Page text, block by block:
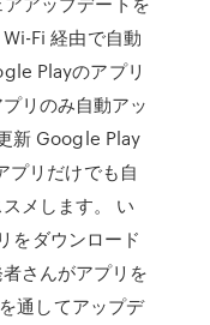
Fi 経由で自動
Playのアプリ
リのみ自動アッ
新 Google Play
リだけでも自
メします。 い
をダウンロード
さんがアプリを
通してアップデ